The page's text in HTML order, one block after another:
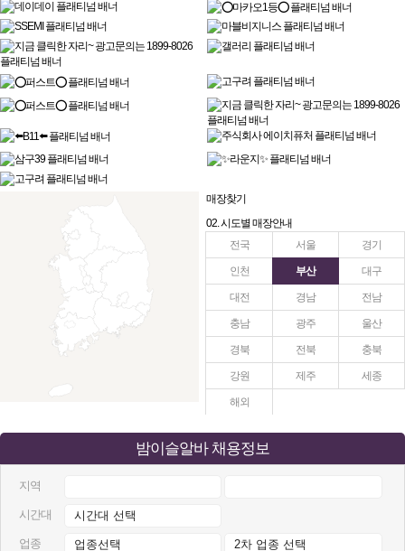
매장찾기
02. 시도별 매장안내
전국
서울 경기
인천 부산 대구
대전 경남 전남
충남 광주 울산
경북 전북 충북
강원 제주 세종
해외
밤이슬알바 채용정보
지역
시간대
업종